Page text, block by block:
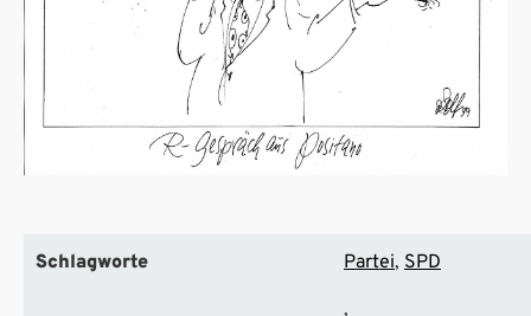
Schlagworte Partei SPD